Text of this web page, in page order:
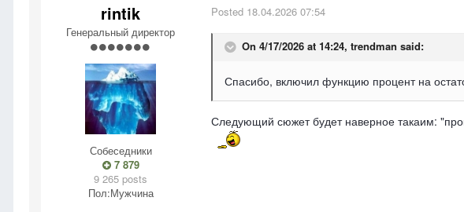
rintik
Генеральный директор
Собеседники
7 879
9 265 posts
Пол:Мужчина
Posted 18.04.2026 07:54
On 4/17/2026 at 14:24, trendman said:
Спасибо, включил функцию процент на
Следующий сюжет будет наверное такаим: